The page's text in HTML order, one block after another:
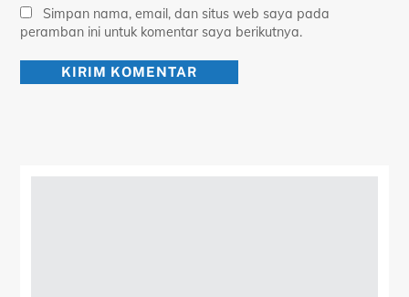
Simpan nama, email, dan situs web saya pada
peramban ini untuk komentar saya berikutnya.